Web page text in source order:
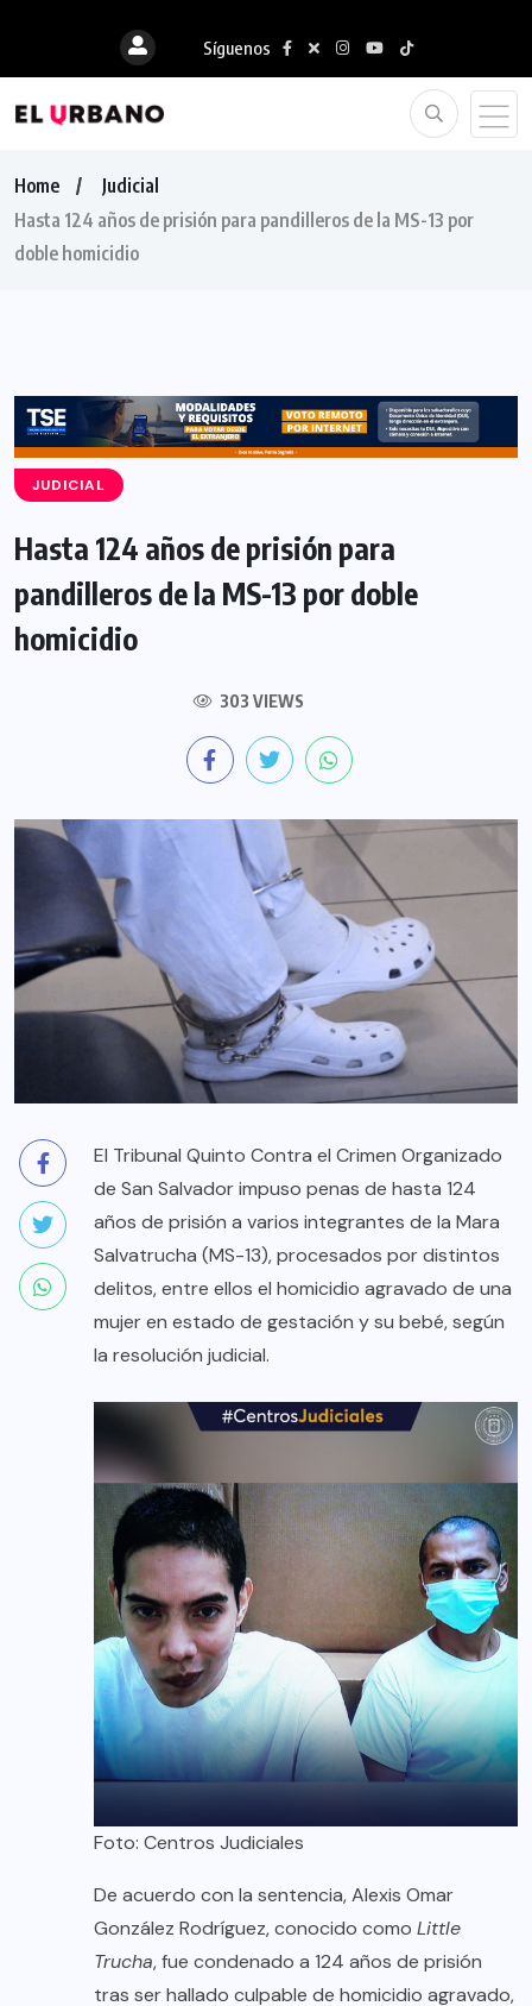
Síguenos
Home
Judicial
Hasta 124 años de prisión para pandilleros de la MS-13 por
doble homicidio
JUDICIAL
Hasta 124 años de prisión para
pandilleros de la MS-13 por doble
homicidio
303 VIEWS
El Tribunal Quinto Contra el Crimen Organizado
de San Salvador impuso penas de hasta 124
años de prisión a varios integrantes de la Mara
Salvatrucha (MS-13), procesados por distintos
delitos, entre ellos el homicidio agravado de una
mujer en estado de gestación y su bebé, según
la resolución judicial.
Foto: Centros Judiciales
De acuerdo con la sentencia, Alexis Omar
González Rodríguez, conocido como Little
Trucha, fue condenado a 124 años de prisión
tras ser hallado culpable de homicidio agravado,